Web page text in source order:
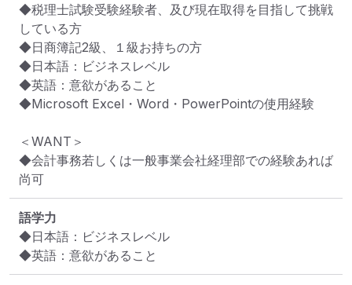
◆税理士試験受験経験者、及び現在取得を目指して挑戦
している方
◆日商簿記2級、１級お持ちの方
◆日本語：ビジネスレベル
◆英語：意欲があること
◆Microsoft Excel・Word・PowerPointの使用経験
＜WANT＞
◆会計事務若しくは一般事業会社経理部での経験あれば
尚可
語学力
◆日本語：ビジネスレベル
◆英語：意欲があること